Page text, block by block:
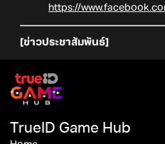
https://
[ข่าวประชาสัมพันธ์]
TrueID Game Hub